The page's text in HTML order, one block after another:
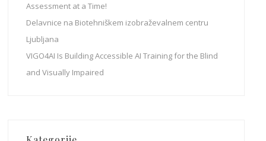
Assessment at a Time!
Delavnice na Biotehniškem izobraževalnem centru
Ljubljana
VIGO4AI Is Building Accessible AI Training for the Blind
and Visually Impaired